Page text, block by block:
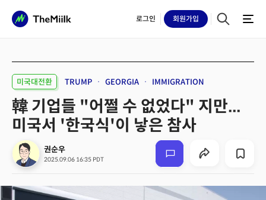
로그인 회원가입
미국대전환 TRUMP GEORGIA IMMIGRATION
韓 기업들 "어쩔 수 없었다" 지만...
미국서 '한국식'이 낳은 참사
권순우
2025.09.06 16:35 PDT